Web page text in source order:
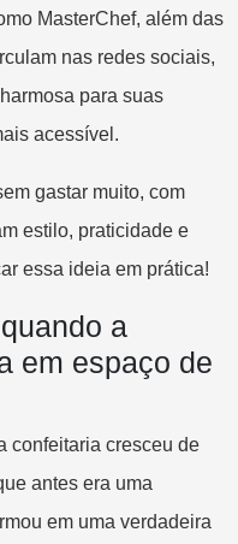
MasterChef, além das
nas redes sociais,
para suas
acessível.
gastar muito, com
estilo, praticidade e
essa ideia em prática!
a
em espaço de
confeitaria cresceu de
antes era uma
em uma verdadeira